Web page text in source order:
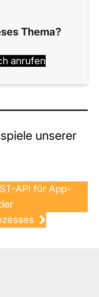
Thema?
anrufen
unserer
API für App-